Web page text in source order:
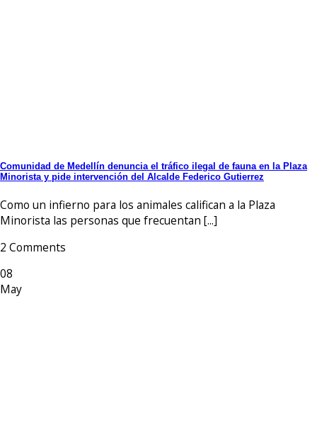
Comunidad de Medellín denuncia el tráfico ilegal de fauna en la Plaza
Minorista y pide intervención del Alcalde Federico Gutierrez
Como un infierno para los animales califican a la Plaza
Minorista las personas que frecuentan [...]
2 Comments
08
May